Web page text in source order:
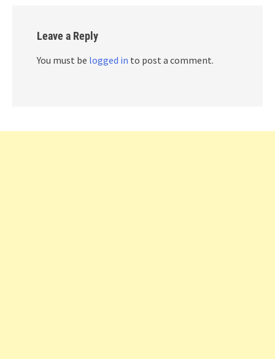
Leave a Reply
You must be logged in to post a comment.